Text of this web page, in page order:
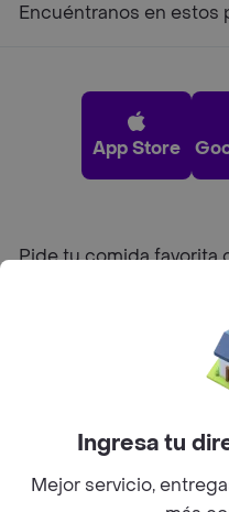
Encuéntranos en estos
App Store
Pide tu comida favorita
Sobre RappiIngresa tu
Mejor servicio,